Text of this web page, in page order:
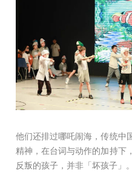
他们还排过哪吒闹海，传统中
精神，在台词与动作的加持下
反叛的孩子，并非「坏孩子」。